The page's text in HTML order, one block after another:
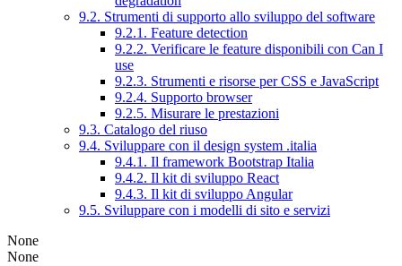
9.2. Strumenti di supporto allo sviluppo del software
9.2.1. Feature detection
9.2.2. Verificare le feature disponibili con Can I
use
9.2.3. Strumenti e risorse per CSS e JavaScript
9.2.4. Supporto browser
9.2.5. Misurare le prestazioni
9.3. Catalogo del riuso
9.4. Sviluppare con il design system .italia
9.4.1. Il framework Bootstrap Italia
9.4.2. Il kit di sviluppo React
9.4.3. Il kit di sviluppo Angular
9.5. Sviluppare con i modelli di sito e servizi
None
None